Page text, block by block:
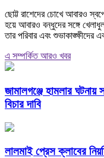
ছোট্ট রাশেদের চোখে আবারও
হয়ে আবারও বন্ধুদের সঙ্গে
তার পরিবার এবং শুভাকাঙ্ক্ষীদের
এ সম্পর্কিত আরও খবর
জামালগঞ্জে হামলার
বিচার দাবি
লালমাই প্রেস ক্লাবের